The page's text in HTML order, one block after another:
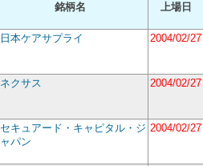
銘柄名 上場日
日本ケアサプライ 2004/02/27
ネクサス 2004/02/27
セキュアード・キャピタル・ジ
ャパン
2004/02/27